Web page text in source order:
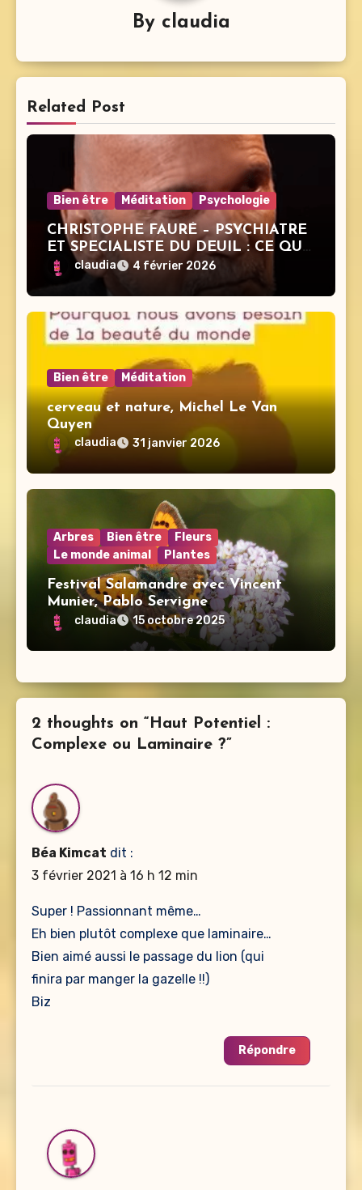
By claudia
Related Post
Bien être Méditation Psychologie
CHRISTOPHE FAURÉ – PSYCHIATRE
ET SPECIALISTE DU DEUIL : CE QUE
PERSONNE N’OSE DIRE SUR LA
MORT
claudia 4 février 2026
Bien être Méditation
cerveau et nature, Michel Le Van
Quyen
claudia 31 janvier 2026
Arbres Bien être
Fleurs
Le monde animal
Plantes
Festival Salamandre avec Vincent
Munier, Pablo Servigne
claudia 15 octobre 2025
2 thoughts on “Haut Potentiel :
Complexe ou Laminaire ?”
Béa Kimcat dit :
3 février 2021 à 16 h 12 min
Super ! Passionnant même…
Eh bien plutôt complexe que laminaire…
Bien aimé aussi le passage du lion (qui
finira par manger la gazelle !!)
Biz
Répondre